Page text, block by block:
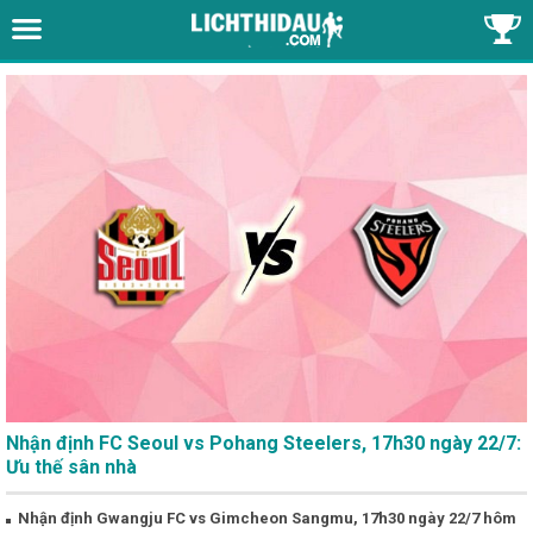
Nhận định FC Seoul vs Pohang Steelers, 17h30 ngày 22/7:
Ưu thế sân nhà
Nhận định Gwangju FC vs Gimcheon Sangmu, 17h30 ngày 22/7 hôm